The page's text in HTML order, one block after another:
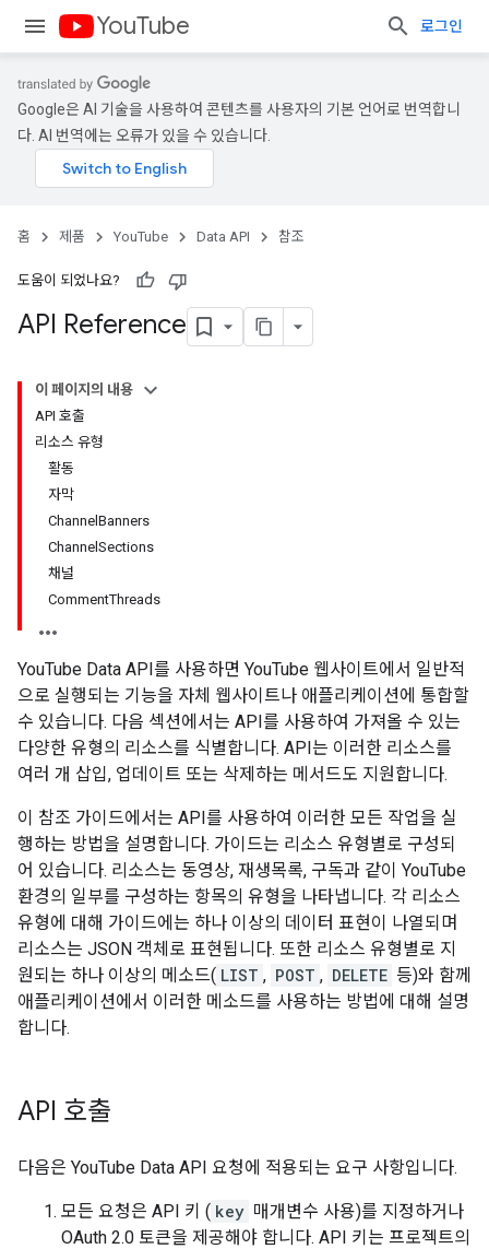
YouTube 로그인
Google은 AI 기술을 사용하여 콘텐츠를 사용자의 기본 언어로 번역합니
다. AI 번역에는 오류가 있을 수 있습니다.
홈 제품 YouTube Data API 참조
도움이 되었나요?
API Reference
이 페이지의 내용
API 호출
리소스 유형
활동
자막
ChannelBanners
ChannelSections
채널
CommentThreads
YouTube Data API를 사용하면 YouTube 웹사이트에서 일반적
으로 실행되는 기능을 자체 웹사이트나 애플리케이션에 통합할
수 있습니다. 다음 섹션에서는 API를 사용하여 가져올 수 있는
다양한 유형의 리소스를 식별합니다. API는 이러한 리소스를
여러 개 삽입, 업데이트 또는 삭제하는 메서드도 지원합니다.
이 참조 가이드에서는 API를 사용하여 이러한 모든 작업을 실
행하는 방법을 설명합니다. 가이드는 리소스 유형별로 구성되
어 있습니다. 리소스는 동영상, 재생목록, 구독과 같이 YouTube
환경의 일부를 구성하는 항목의 유형을 나타냅니다. 각 리소스
유형에 대해 가이드에는 하나 이상의 데이터 표현이 나열되며
리소스는 JSON 객체로 표현됩니다. 또한 리소스 유형별로 지
원되는 하나 이상의 메소드( LIST , POST , DELETE 등)와 함께
애플리케이션에서 이러한 메소드를 사용하는 방법에 대해 설명
합니다.
API 호출
다음은 YouTube Data API 요청에 적용되는 요구 사항입니다.
모든 요청은 API 키 ( key 매개변수 사용)를 지정하거나
OAuth 2.0 토큰을 제공해야 합니다. API 키는 프로젝트의